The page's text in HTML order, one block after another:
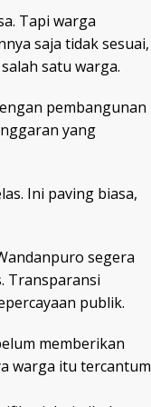
Tapi warga
saja tidak sesuai,
satu warga.
pembangunan
yang
Ini paving biasa,
segera
Transparansi
publik.
memberikan
warga itu tercantum